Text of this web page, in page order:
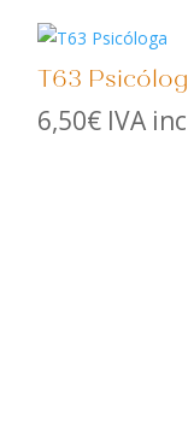
T63
6,50€ IVA